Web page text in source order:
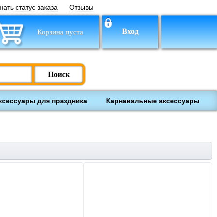
статус заказа Отзывы
Корзина пуста Вход
Поиск
для праздника Карнавальные аксессуары
Школьные принадлежности Книги
Товары для
Деревянные игрушки508